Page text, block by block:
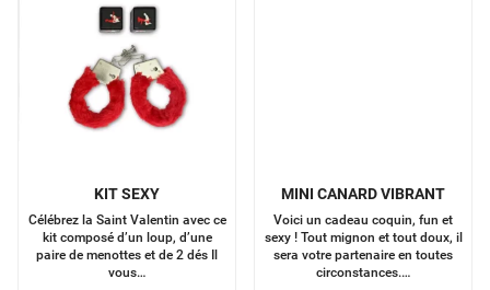
KIT SEXY
Célébrez la Saint Valentin avec ce
kit composé d’un loup, d’une
paire de menottes et de 2 dés Il
vous…
MINI CANARD VIBRANT
Voici un cadeau coquin, fun et
sexy ! Tout mignon et tout doux, il
sera votre partenaire en toutes
circonstances.…